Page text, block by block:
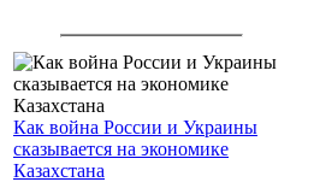
Как война России и Украины
сказывается на экономике
Казахстана